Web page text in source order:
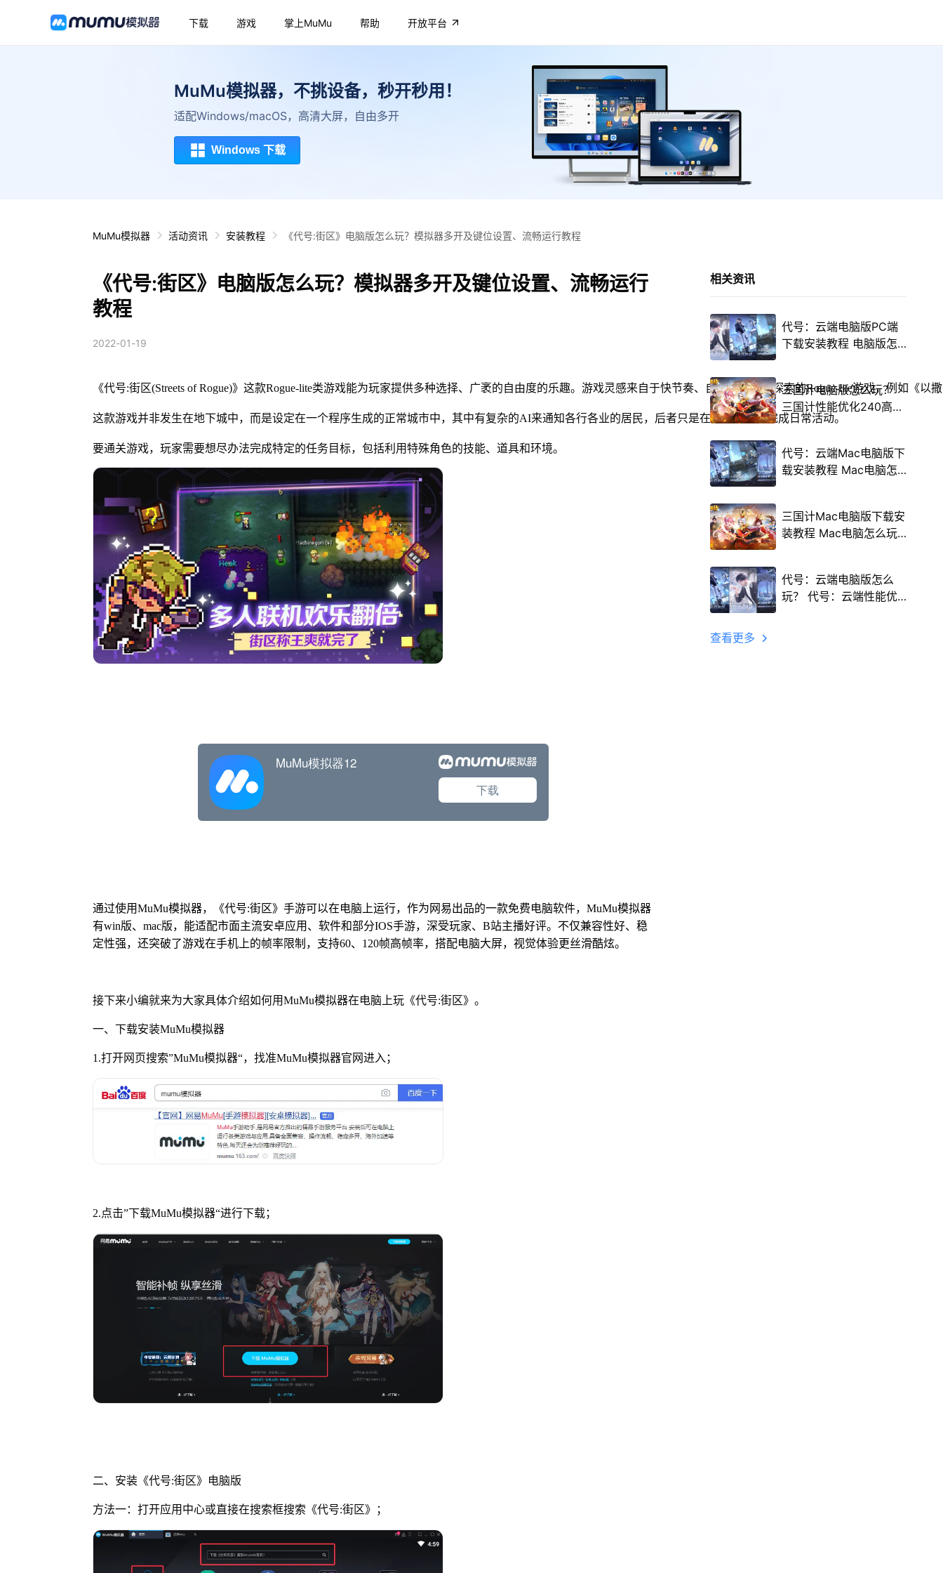
下载 游戏 掌上MuMu 帮助 开放平台
MuMu模拟器，不挑设备，秒开秒用！
适配Windows/macOS，高清大屏，自由多开
Windows 下载
MuMu模拟器 活动资讯 安装教程 《代号:街区》电脑版怎么玩？模拟器多开及键位设置、流畅运行教程
《代号:街区》电脑版怎么玩？模拟器多开及键位设置、流畅运行
教程
2022-01-19
《代号:街区(Streets of Rogue)》这款Rogue-lite类游戏能为玩家提供多种选择、广袤的自由度的乐趣。游戏灵感来自于快节奏、自上而下逐层探索的Rogue-lite游戏，例如
这款游戏并非发生在地下城中，而是设定在一个程序生成的正常城市中，其中有复杂的AI来通知各行各业的居民，后者只是在按部就班地完成日常活动。
要通关游戏，玩家需要想尽办法完成特定的任务目标，包括利用特殊角色的技能、道具和环境。
通过使用MuMu模拟器，《代号:街区》手游可以在电脑上运行，作为网易出品的一款免费电脑软件，MuMu模拟器
有win版、mac版，能适配市面主流安卓应用、软件和部分IOS手游，深受玩家、B站主播好评。不仅兼容性好、稳
定性强，还突破了游戏在手机上的帧率限制，支持60、120帧高帧率，搭配电脑大屏，视觉体验更丝滑酷炫。
接下来小编就来为大家具体介绍如何用MuMu模拟器在电脑上玩《代号:街区》。
一、下载安装MuMu模拟器
1.打开网页搜索”MuMu模拟器“，找准MuMu模拟器官网进入；
2.点击”下载MuMu模拟器“进行下载；
二、安装《代号:街区》电脑版
方法一：打开应用中心或直接在搜索框搜索《代号:街区》；
相关资讯
代号：云端电脑版PC端
下载安装教程 电脑版怎
三国计电脑版怎么玩？
三国计性能优化240高帧
游戏多开 后台挂机 按键
代号：云端Mac电脑版下
载安装教程 Mac电脑怎
三国计Mac电脑版下载安
装教程 Mac电脑怎么玩
代号：云端电脑版怎么
玩？ 代号：云端性能优
查看更多